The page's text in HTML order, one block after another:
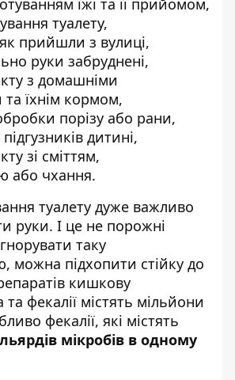
їжі та її прийомом,
туалету,
як прийшли з вулиці,
руки забруднені,
з домашніми
їхнім кормом,
порізу або рани,
дитині,
зі сміттям,
або чхання.
туалету дуже важливо
руки. І це не порожні
таку
можна підхопити стійку до
кишкову
фекалії містять мільйони
фекалії, які містять
мікробів в одному